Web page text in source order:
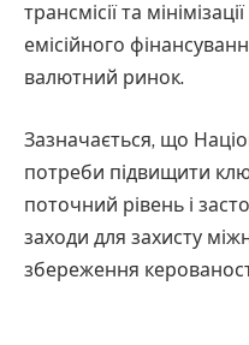
трансмісії та
емісійного
валютний ринок.
Зазначається, що
потреби підвищити
поточний рівень і
заходи для захисту
збереження